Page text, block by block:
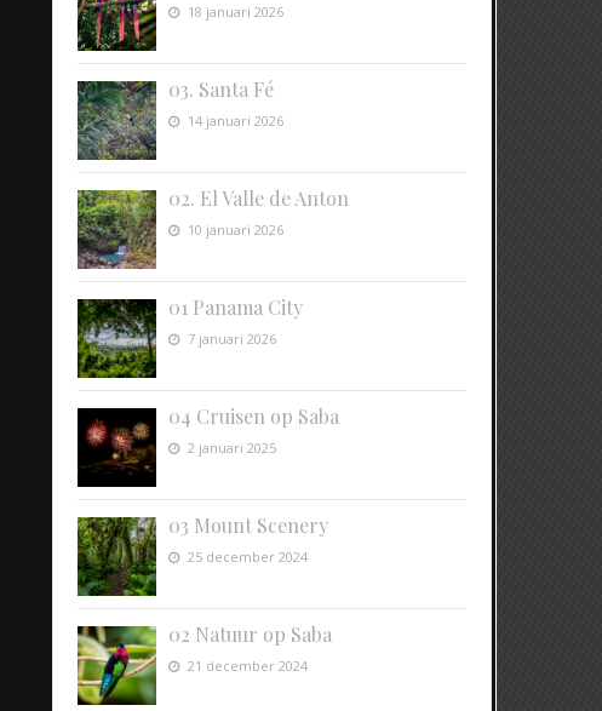
18 januari 2026
03. Santa Fé
14 januari 2026
02. El Valle de Anton
10 januari 2026
01 Panama City
7 januari 2026
04 Cruisen op Saba
2 januari 2025
03 Mount Scenery
25 december 2024
02 Natuur op Saba
21 december 2024